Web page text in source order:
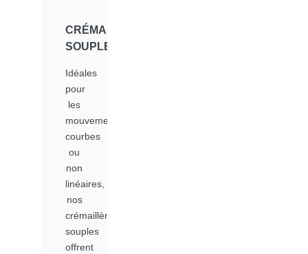
CRÉMAILLÈRES
SOUPLES​
Idéales
pour
les
mouvements
courbes
ou
non
linéaires,
nos
crémaillères
souples
offrent